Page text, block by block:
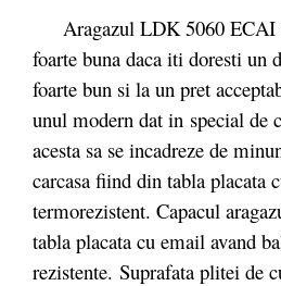
Aragazul LDK 5060 ECAI
foarte buna daca iti doresti un
foarte bun si la un pret
unul modern dat in special de
acesta sa se incadreze de
carcasa fiind din tabla placata
termorezistent. Capacul
tabla placata cu email avand
rezistente. Suprafata plitei de